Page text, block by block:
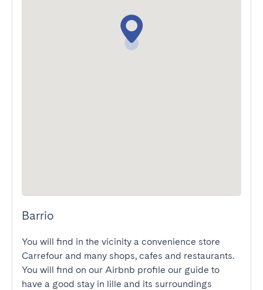
Barrio
You will find in the vicinity a convenience store
Carrefour and many shops, cafes and restaurants.
You will find on our Airbnb profile our guide to
have a good stay in lille and its surroundings